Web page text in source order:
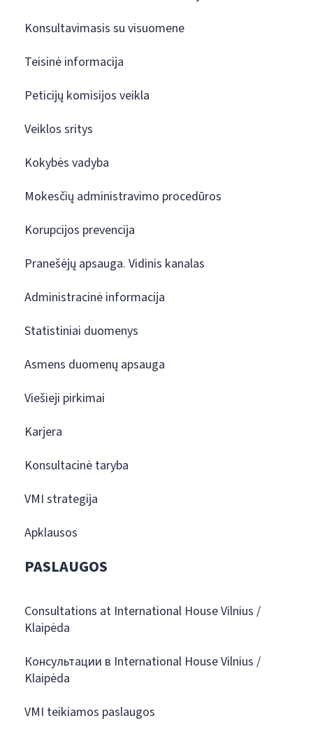
Konsultavimasis su visuomene
Teisinė informacija
Peticijų komisijos veikla
Veiklos sritys
Kokybės vadyba
Mokesčių administravimo procedūros
Korupcijos prevencija
Pranešėjų apsauga. Vidinis kanalas
Administracinė informacija
Statistiniai duomenys
Asmens duomenų apsauga
Viešieji pirkimai
Karjera
Konsultacinė taryba
VMI strategija
Apklausos
PASLAUGOS
Consultations at International House Vilnius /
Klaipėda
Консультации в International House Vilnius /
Klaipėda
VMI teikiamos paslaugos